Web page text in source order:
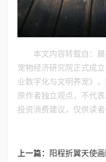
本文内容转载自：
宠物经济研究院正式成
业数字化与文明养宠》
原作者独立观点，不代
投资消费建议，仅供读者
上一篇：
阳程折翼天使